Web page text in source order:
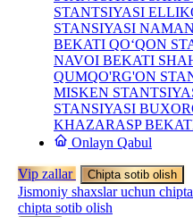
STANTSIYASI
STANSIYASI
BEKATI QO‘QON
NAVOI BEKATI
QUMQO'RG'ON
MISKEN
STANSIYASI
KHAZARASP
Onlayn Qabul
Vip zallar Chipta sotib olish
Jismoniy shaxslar uchun
chipta sotib olish